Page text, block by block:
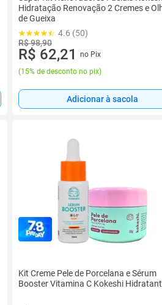
Hidratação Renovação 2 Cremes e
de Gueixa
4.6 (50)
R$ 98,90
R$ 62,21
no Pix
(15% de desconto no pix)
Adicionar à sacola
Kit Creme Pele de Porcelana e Sérum
Booster Vitamina C Kokeshi